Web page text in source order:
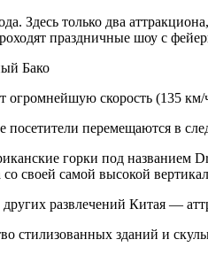
Здесь только два
праздничные шоу с
Бако
скорость (135 км/
посетители перемещаются в
горки под названием
своей самой высокой
развлечений Китая —
стилизованных зданий и